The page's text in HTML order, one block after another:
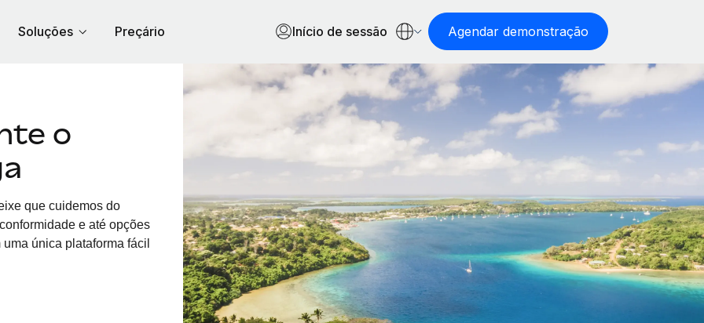
Soluções Preçário Início de sessão Agendar demonstração
o
que cuidemos do
e até opções
única plataforma fácil